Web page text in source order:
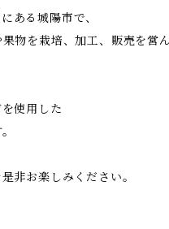
ある城陽市で、
物を栽培、加工、販売を営ん
使用した
非お楽しみください。